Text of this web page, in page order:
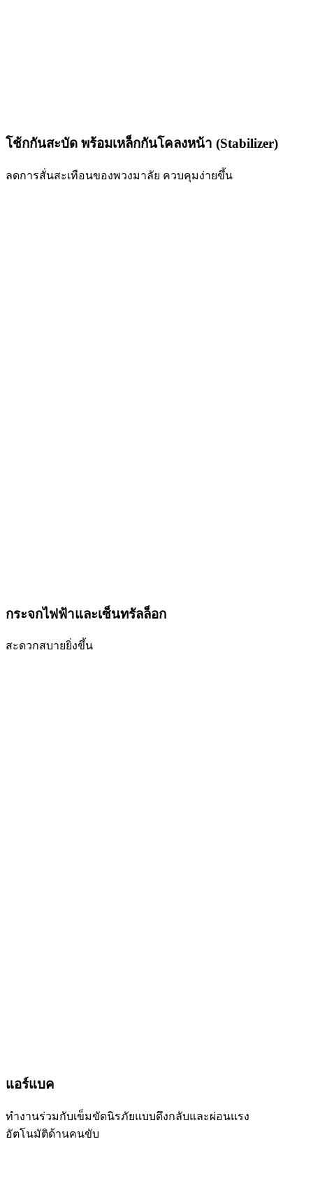
โช้กกันสะบัด พร้อมเหล็กกันโคลงหน้า (Stabilizer)
ลดการสั่นสะเทือนของพวงมาลัย ควบคุมง่ายขึ้น
กระจกไฟฟ้าและเซ็นทรัลล็อก
สะดวกสบายยิ่งขึ้น
แอร์แบค
ทำงานร่วมกับเข็มขัดนิรภัยแบบดึงกลับและผ่อนแรง
อัตโนมัติด้านคนขับ